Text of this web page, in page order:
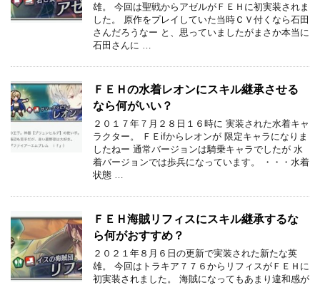
雄。 今回は聖戦からアゼルがＦＥＨに初実装されま
した。 原作をプレイしていた当時ＣＶ付くなら石田
さんだろうなー と、思っていましたがまさか本当に
石田さんに …
ＦＥＨの水着レオンにスキル継承させる
なら何がいい？
２０１７年７月２８日１６時に 実装された水着キャ
ラクター。 ＦＥifからレオンが 限定キャラになりま
したねー 通常バージョンは騎乗キャラでしたが 水
着バージョンでは歩兵になっています。 ・・・水着
状態 …
ＦＥＨ海賊リフィスにスキル継承するな
ら何がおすすめ？
２０２１年８月６日の更新で実装された新たな英
雄。 今回はトラキア７７６からリフィスがＦＥＨに
初実装されました。 海賊になってもあまり違和感が